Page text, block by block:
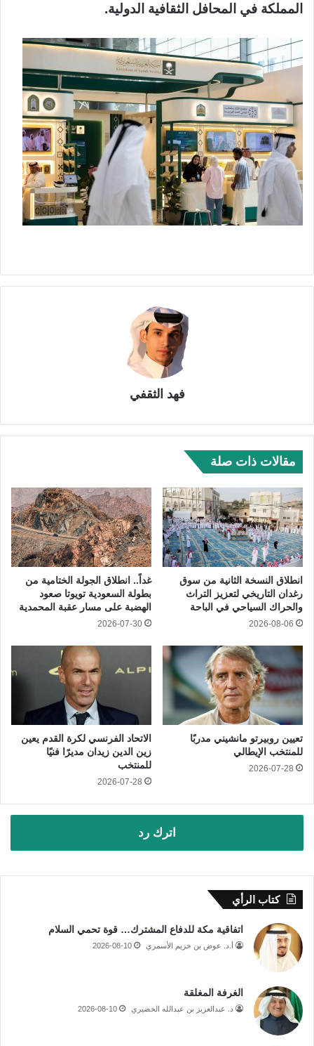
المملكة في المحافل الثقافية الدولية.
فهد الثقفي
مقالات ذات صلة
انطلاق النسخة الثانية من سوق
رغدان التاريخي لتعزيز التراث
والحراك السياحي في الباحة
2026-08-06
غداً.. انطلاق الجولة الختامية من
بطولة السعودية تويوتا صعود
الهضبة على مسار عقبة المحمدية
2026-07-30
تعيين روبيرتو مانشيني مدربًا
للمنتخب الإيطالي
2026-07-28
الاتحاد الفرنسي لكرة القدم يعين
زين الدين زيدان مديرًا فنيًا
للمنتخب
2026-07-28
اترك رد
كتاب الرأي
اتفاقية مكة للدفاع المشترك… قوة تحمي السلام
أ.د. عوض بن خزيم الأسمري 2026-08-10
الغرفة المغلقة
د. عبدالعزيز بن عبدالله الخضيري 2026-08-10